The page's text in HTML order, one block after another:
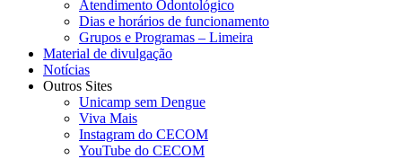
Atendimento Odontológico
Dias e horários de funcionamento
Grupos e Programas – Limeira
Material de divulgação
Notícias
Outros Sites
Unicamp sem Dengue
Viva Mais
Instagram do CECOM
YouTube do CECOM